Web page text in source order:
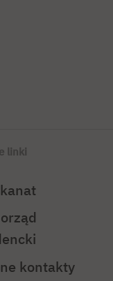
linki
kontakty